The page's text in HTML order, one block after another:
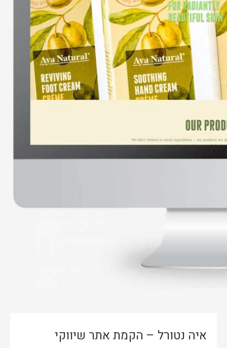
חנות ווירטואלית
ממשק משתמש
עיצוב אתרים
איה נטורל – הקמת אתר שיווקי